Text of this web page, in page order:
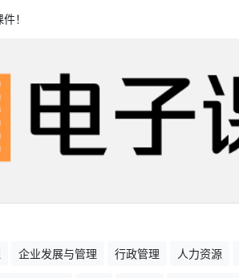
！
企业发展与管理 行政管理 人力资源